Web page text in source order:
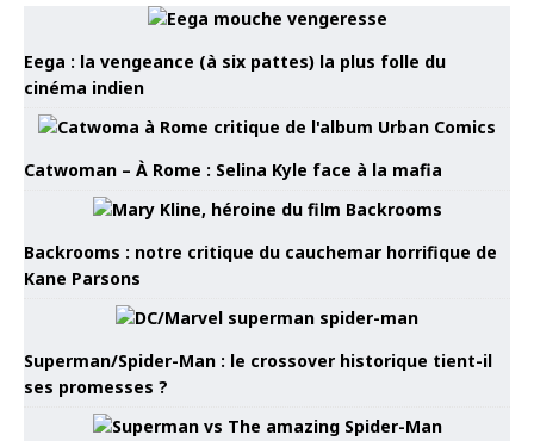
Eega : la vengeance (à six pattes) la plus folle du
cinéma indien
Catwoman – À Rome : Selina Kyle face à la mafia
Backrooms : notre critique du cauchemar horrifique de
Kane Parsons
Superman/Spider-Man : le crossover historique tient-il
ses promesses ?